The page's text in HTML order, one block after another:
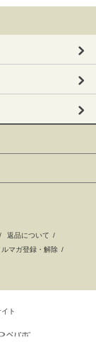
/ 返品について /
ルマガ登録・解除 /
ト